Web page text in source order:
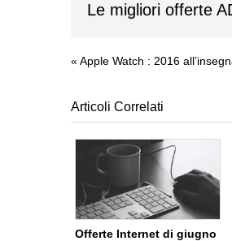
Le migliori offerte
« Apple Watch : 2016
Articoli Correlati
Offerte Internet di giugno